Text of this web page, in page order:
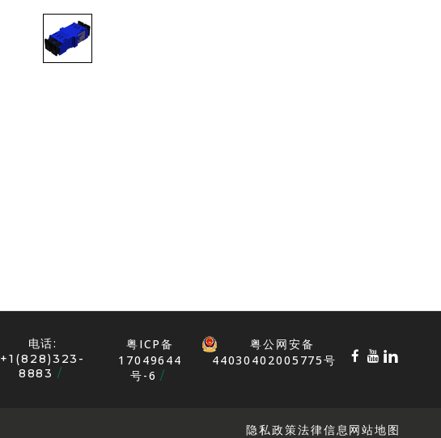
电话:
+1(828)323-
8883
粤ICP备
17049644
号-6
粤公网安备
44030402005775号
隐私政策法律信息网站地图